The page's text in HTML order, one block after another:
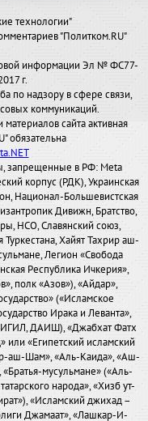
технологии"
"Политком.RU"
информации Эл № ФС77-
г.
по надзору в сфере связи,
коммуникаций.
сайта активная
обязательна
запрещенные в РФ: Meta
корпус (РДК), Украинская
Национал-Большевистская
Дивижн, Братство,
НСО, Славянский союз,
Хайят Тахрир аш-
Легион «Свобода
Республика Ичкерия»,
полк «Азов»), «Айдар»,
(«Исламское
Ирака и Леванта»,
ИГИЛ, ДАИШ), «Джабхат Фатх
«Египетский исламский
аш-Шам», «Аль-Каида», «Аш-
мусульмане» («Аль-
народа», «Хизб ут-
«Исламский джихад –
Джамаат», «Лашкар-И-